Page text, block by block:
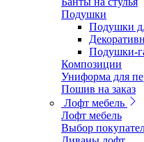
Подушки
Подушки
Подушки-
Композиции
Униформа для
Пошив на заказ
Лофт мебель
Лофт мебель
Выбор